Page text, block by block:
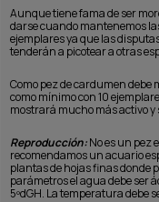
Aunque tiene fama de ser
darse cuando mantenemos
ejemplares ya que las
tenderán a picotear a otras
Como pez de cardumen
como mínimo con 10
mostrará mucho más activo y
Reproducción:No es un pez
recomendamos un acuario
plantas de hojas finas donde
parámetros el agua debe ser
5ºdGH. La temperatura debe